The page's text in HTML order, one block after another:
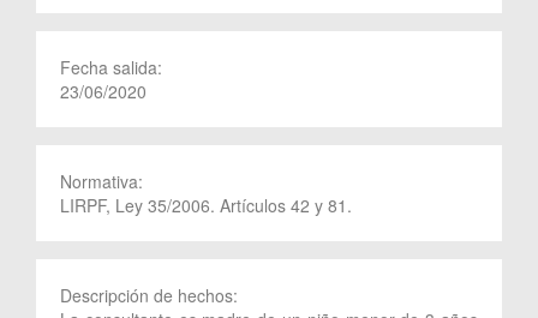
Fecha salida:
23/06/2020
Normativa:
LIRPF, Ley 35/2006. Artículos 42 y 81.
Descripción de hechos: